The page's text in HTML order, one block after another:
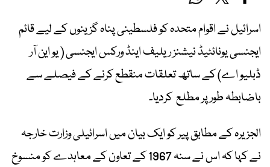
اسرائیل نے اقوام متحدہ کو فلسطینی پناہ گزینوں کے لیے قائم
ایجنسی یونائٹیڈ نیشنز ریلیف اینڈ ورکس ایجنسی ( یو این آر
ڈبلیو اے) کے ساتھ تعلقات منقطع کرنے کے فیصلے سے
باضابطہ طور پر مطلع کردیا۔
الجزیرہ کے مطابق پیر کو ایک بیان میں اسرائیلی وزارت خارجہ
نے کہا کہ اس نے سنہ 1967 کے تعاون کے معاہدے کو منسوخ